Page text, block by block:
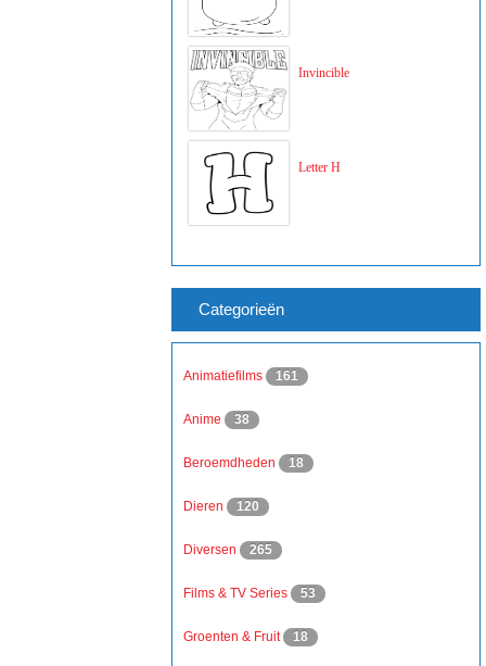
Invincible
Letter H
Categorieën
Animatiefilms 161
Anime 38
Beroemdheden 18
Dieren 120
Diversen 265
Films & TV Series 53
Groenten & Fruit 18